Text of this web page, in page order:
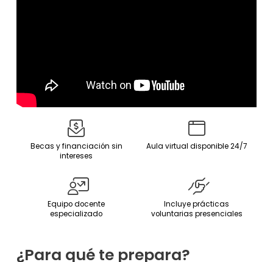
Becas y financiación sin
intereses
Aula virtual disponible 24/7
Equipo docente
especializado
Incluye prácticas
voluntarias presenciales
¿Para qué te prepara?